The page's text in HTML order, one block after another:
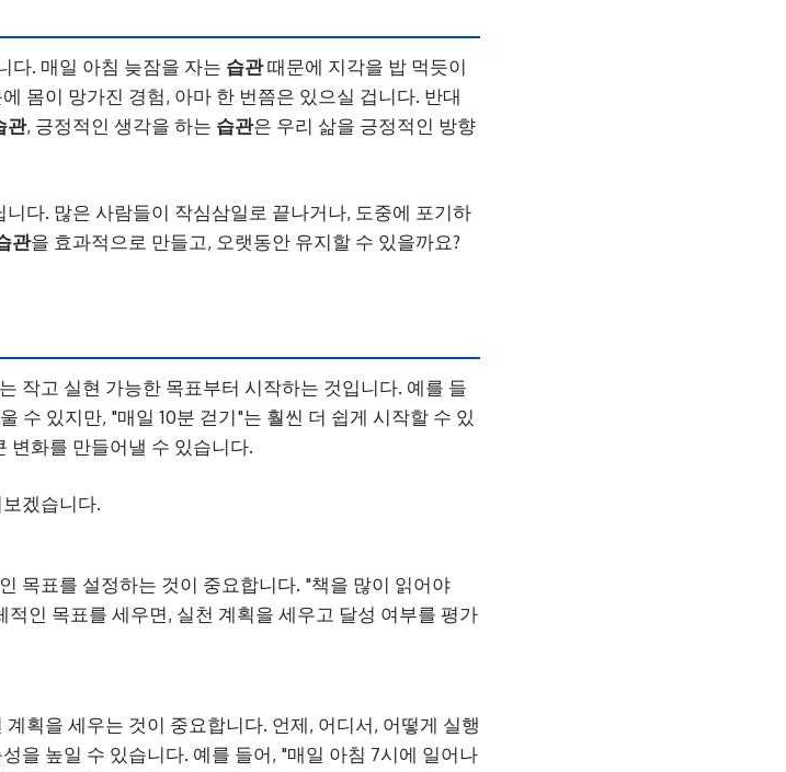
다. 매일 아침 늦잠을 자는 습관때문에 지각을 밥 먹듯이
몸이 망가진 경험, 아마 한 번쯤은 있으실 겁니다. 반대
관, 긍정적인 생각을 하는 습관은 우리 삶을 긍정적인 방향
다. 많은 사람들이 작심삼일로 끝나거나, 도중에 포기하
관을 효과적으로 만들고, 오랫동안 유지할 수 있을까요?
작고 실현 가능한 목표부터 시작하는 것입니다. 예를 들
수 있지만, "매일 10분 걷기"는 훨씬 더 쉽게 시작할 수 있
변화를 만들어낼 수 있습니다.
겠습니다.
목표를 설정하는 것이 중요합니다. "책을 많이 읽어야
인 목표를 세우면, 실천 계획을 세우고 달성 여부를 평가
획을 세우는 것이 중요합니다. 언제, 어디서, 어떻게 실행
을 높일 수 있습니다. 예를 들어, "매일 아침 7시에 일어나